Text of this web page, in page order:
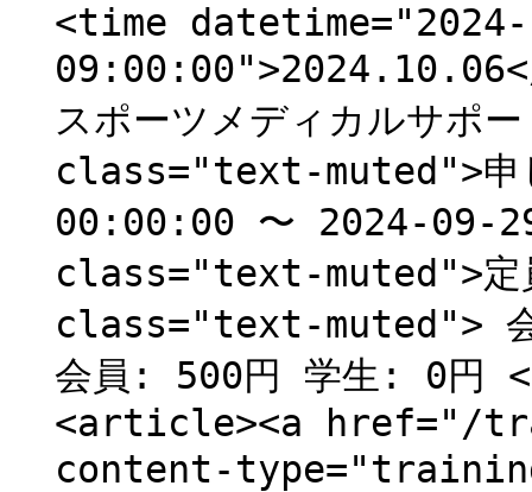
<time
スポーツメディカルサポ
class="text-muted">申
00:00:00 〜 2024-09-
class="text-muted">定
class="text-muted">
会員: 500円 学生: 0
<article><a href="/
content-